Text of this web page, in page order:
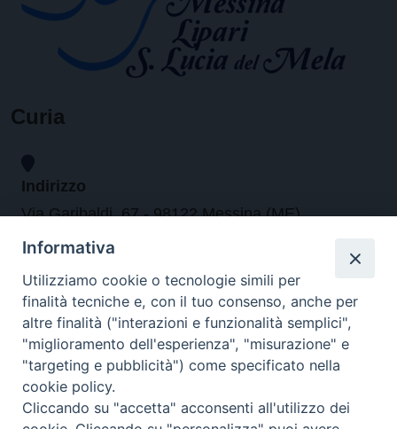
Curia
Indirizzo
Via Garibaldi, 67 - 98122 Messina (ME)
Orari
da lunedi al venerdi dalle ore 9.30 alle 12.30
Contatti
Tel. 090.6684111 - Fax. 090.6684206
Informativa
Utilizziamo cookie o tecnologie simili per
finalità tecniche e, con il tuo consenso, anche per
altre finalità ("interazioni e funzionalità semplici",
"miglioramento dell'esperienza", "misurazione" e
"targeting e pubblicità") come specificato nella
cookie policy.
Cliccando su "accetta" acconsenti all'utilizzo dei